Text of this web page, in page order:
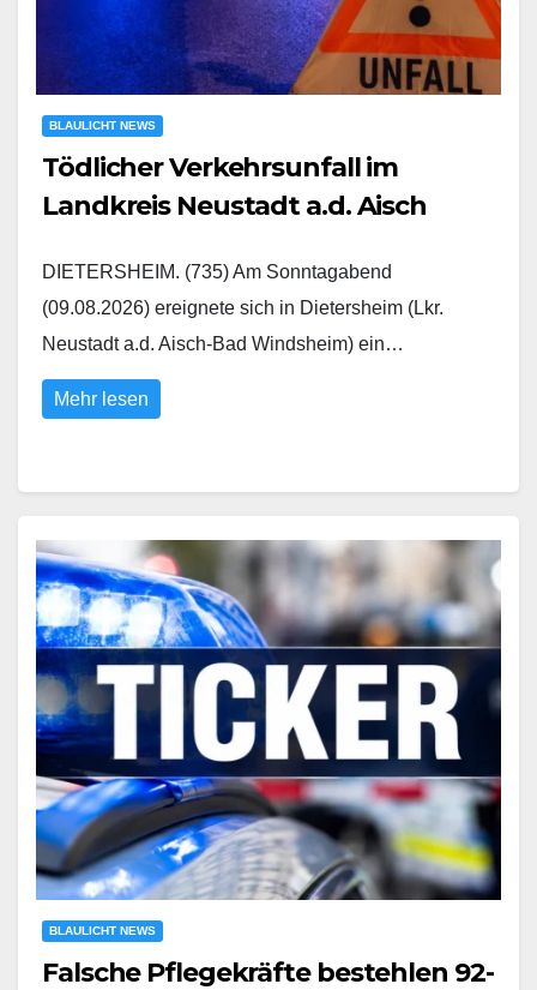
BLAULICHT NEWS
Tödlicher Verkehrsunfall im
Landkreis Neustadt a.d. Aisch
DIETERSHEIM. (735) Am Sonntagabend
(09.08.2026) ereignete sich in Dietersheim (Lkr.
Neustadt a.d. Aisch-Bad Windsheim) ein…
Mehr lesen
BLAULICHT NEWS
Falsche Pflegekräfte bestehlen 92-